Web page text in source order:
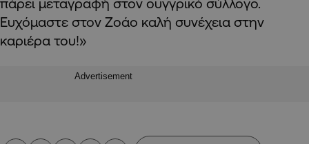
Ευχόμαστε στον Ζοάο καλή συνέχεια στην
καριέρα του!»
Advertisement